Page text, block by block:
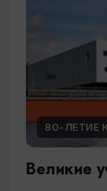
80-ЛЕТИЕ
Великие